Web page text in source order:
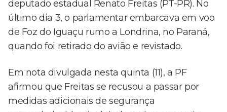
deputado estadual Renato Freitas (PT-PR). No
último dia 3, o parlamentar embarcava em voo
de Foz do Iguaçu rumo a Londrina, no Paraná,
quando foi retirado do avião e revistado.
Em nota divulgada nesta quinta (11), a PF
afirmou que Freitas se recusou a passar por
medidas adicionais de segurança